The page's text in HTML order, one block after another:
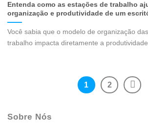
Entenda como as estações de trabalho
organização e produtividade de um
Você sabia que o modelo de organização
trabalho impacta diretamente a
1 2
Sobre Nós